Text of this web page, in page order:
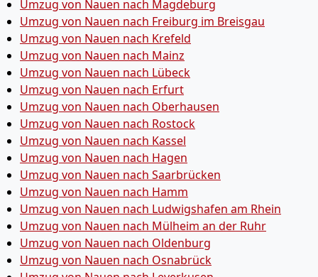
Umzug von Nauen nach Magdeburg
Umzug von Nauen nach Freiburg im Breisgau
Umzug von Nauen nach Krefeld
Umzug von Nauen nach Mainz
Umzug von Nauen nach Lübeck
Umzug von Nauen nach Erfurt
Umzug von Nauen nach Oberhausen
Umzug von Nauen nach Rostock
Umzug von Nauen nach Kassel
Umzug von Nauen nach Hagen
Umzug von Nauen nach Saarbrücken
Umzug von Nauen nach Hamm
Umzug von Nauen nach Ludwigshafen am Rhein
Umzug von Nauen nach Mülheim an der Ruhr
Umzug von Nauen nach Oldenburg
Umzug von Nauen nach Osnabrück